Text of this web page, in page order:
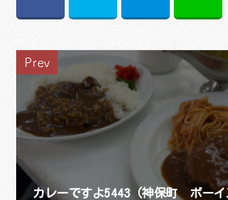
Prev
カレーですよ5443（神保町 ボーイ